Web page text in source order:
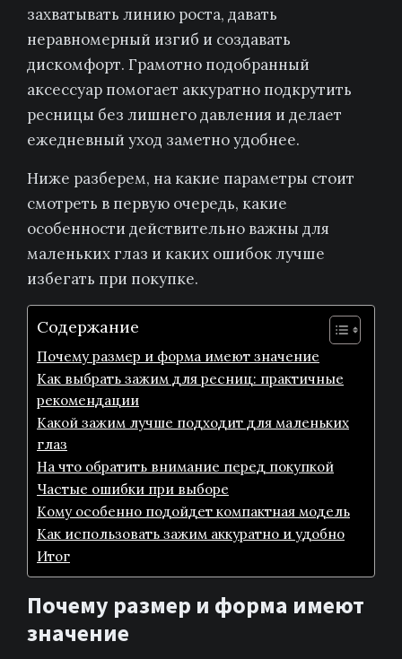
захватывать линию роста, давать
неравномерный изгиб и создавать
дискомфорт. Грамотно подобранный
аксессуар помогает аккуратно подкрутить
ресницы без лишнего давления и делает
ежедневный уход заметно удобнее.
Ниже разберем, на какие параметры стоит
смотреть в первую очередь, какие
особенности действительно важны для
маленьких глаз и каких ошибок лучше
избегать при покупке.
Содержание
Почему размер и форма имеют значение
Как выбрать зажим для ресниц: практичные
рекомендации
Какой зажим лучше подходит для маленьких
глаз
На что обратить внимание перед покупкой
Частые ошибки при выборе
Кому особенно подойдет компактная модель
Как использовать зажим аккуратно и удобно
Итог
Почему размер и форма имеют
значение